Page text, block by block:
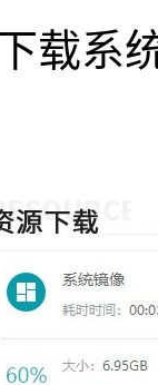
系统